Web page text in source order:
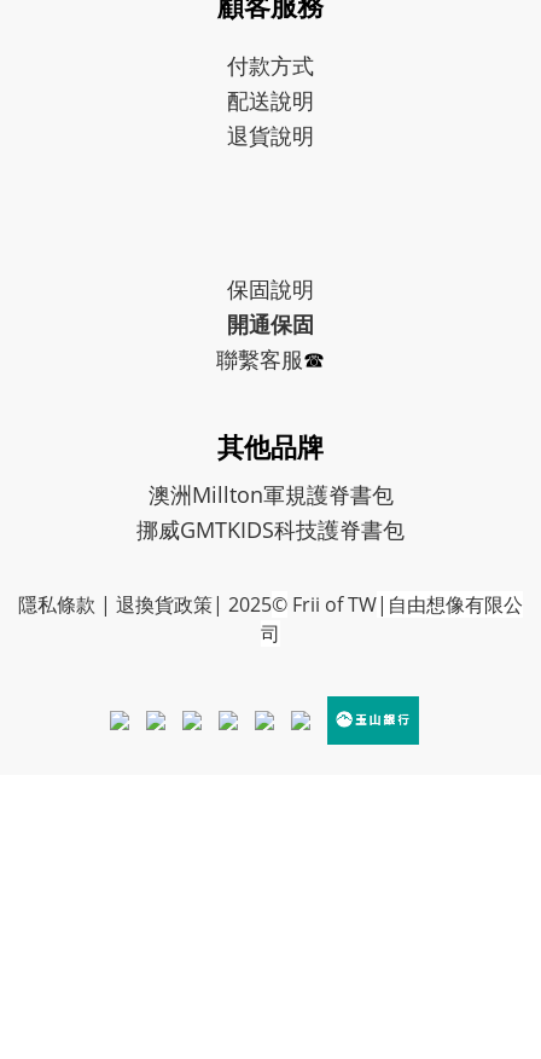
付款方式
配送說明
退貨說明
保固說明
開通保固
聯繫客服☎︎
其他品牌
澳洲Millton軍規護脊書包
挪威GMTKIDS科技護脊書包
隱私條款 | 退換貨政策| 2025© Frii of TW|自由想像有限公
司